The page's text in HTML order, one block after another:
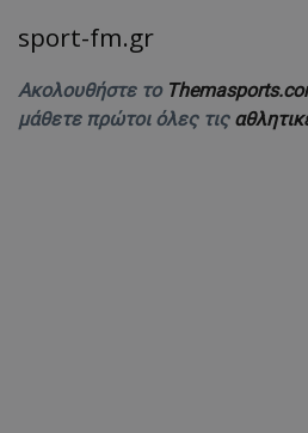
sport-fm.gr
Ακολουθήστε το
μάθετε πρώτοι όλες τις